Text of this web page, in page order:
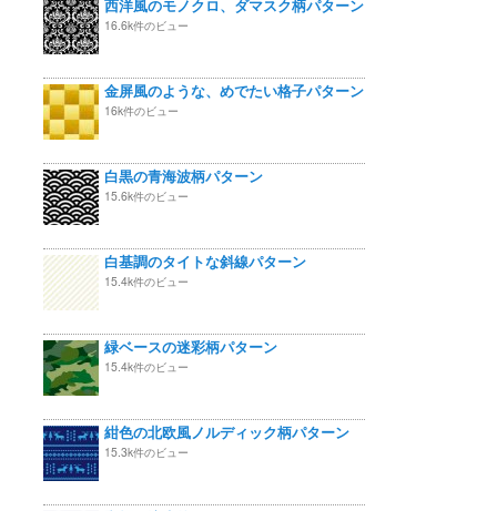
西洋風のモノクロ、ダマスク柄パターン
16.6k件のビュー
金屏風のような、めでたい格子パターン
16k件のビュー
白黒の青海波柄パターン
15.6k件のビュー
白基調のタイトな斜線パターン
15.4k件のビュー
緑ベースの迷彩柄パターン
15.4k件のビュー
紺色の北欧風ノルディック柄パターン
15.3k件のビュー